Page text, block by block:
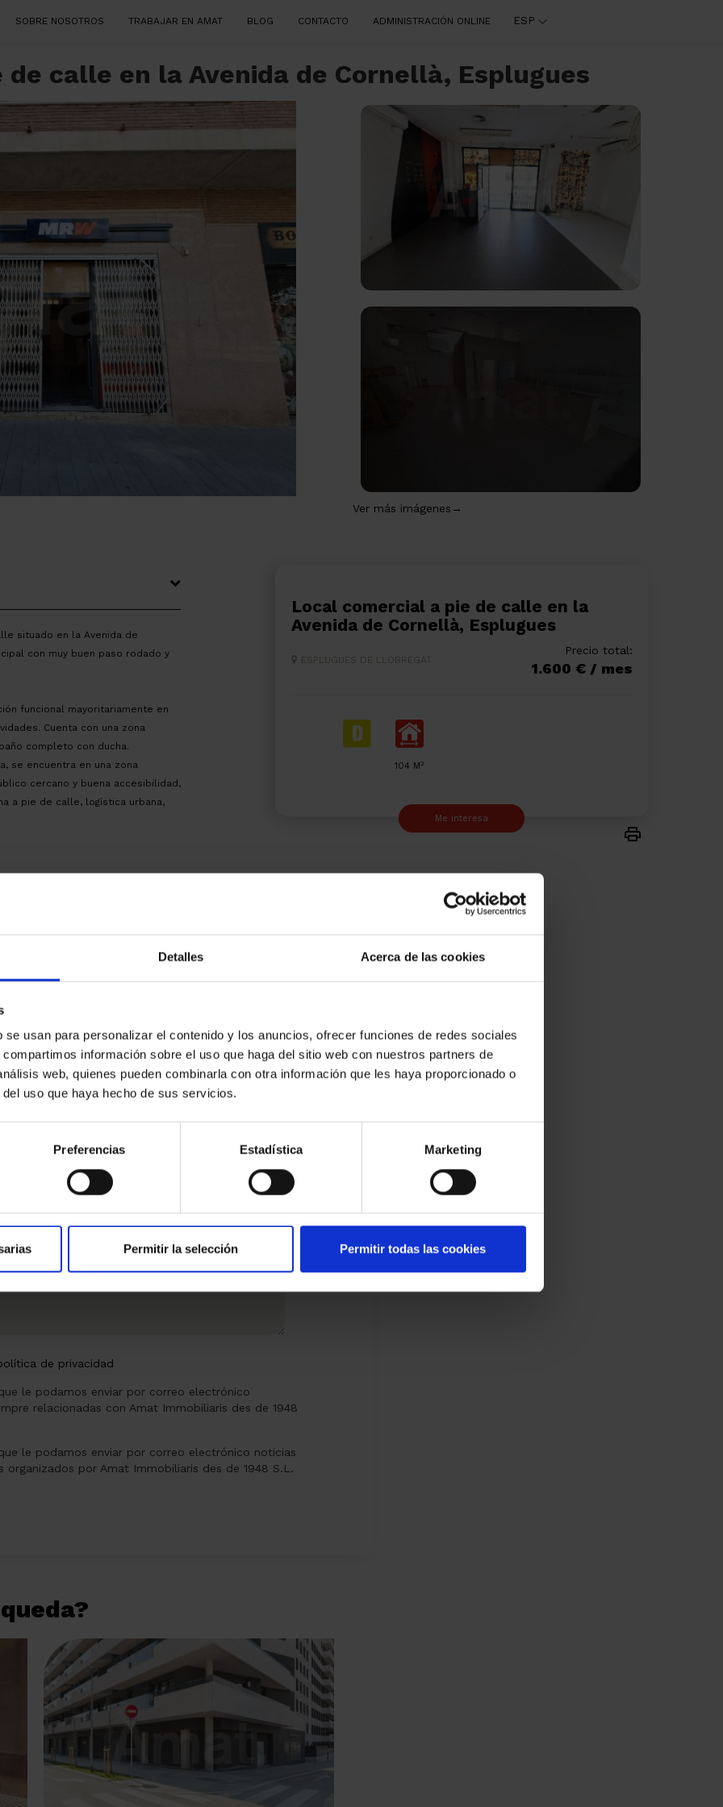
Detalles Acerca de las cookies
usan para personalizar el contenido y los anuncios, ofrecer funciones de redes sociales
información sobre el uso que haga del sitio web con nuestros partners de
web, quienes pueden combinarla con otra información que les haya proporcionado o
uso que haya hecho de sus servicios.
Preferencias Estadística Marketing
Permitir la selección Permitir todas las cookies
SOBRE NOSOTROS TRABAJAR EN AMAT BLOG CONTACTO ADMINISTRACIÓN ONLINE ESP
de calle en la Avenida de Cornellà, Esplugues
Ver más imágenes→
situado en la Avenida de
con muy buen paso rodado y
funcional mayoritariamente en
Cuenta con una zona
completo con ducha.
se encuentra en una zona
cercano y buena accesibilidad,
a pie de calle, logística urbana,
Local comercial a pie de calle en la
Avenida de Cornellà, Esplugues
ESPLUGUES DE LLOBREGAT
Precio total:
1.600 € / mes
104 M2
Me interesa
de privacidad
le podamos enviar por correo electrónico
relacionadas con Amat Immobiliaris des de 1948
le podamos enviar por correo electrónico noticias
por Amat Immobiliaris des de 1948 S.L.